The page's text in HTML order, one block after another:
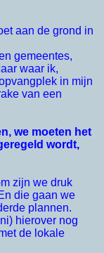
aan de grond in
gemeentes,
waar ik,
in mijn
van een
we moeten het
wordt,
zijn we druk
die gaan we
plannen.
hierover nog
de lokale